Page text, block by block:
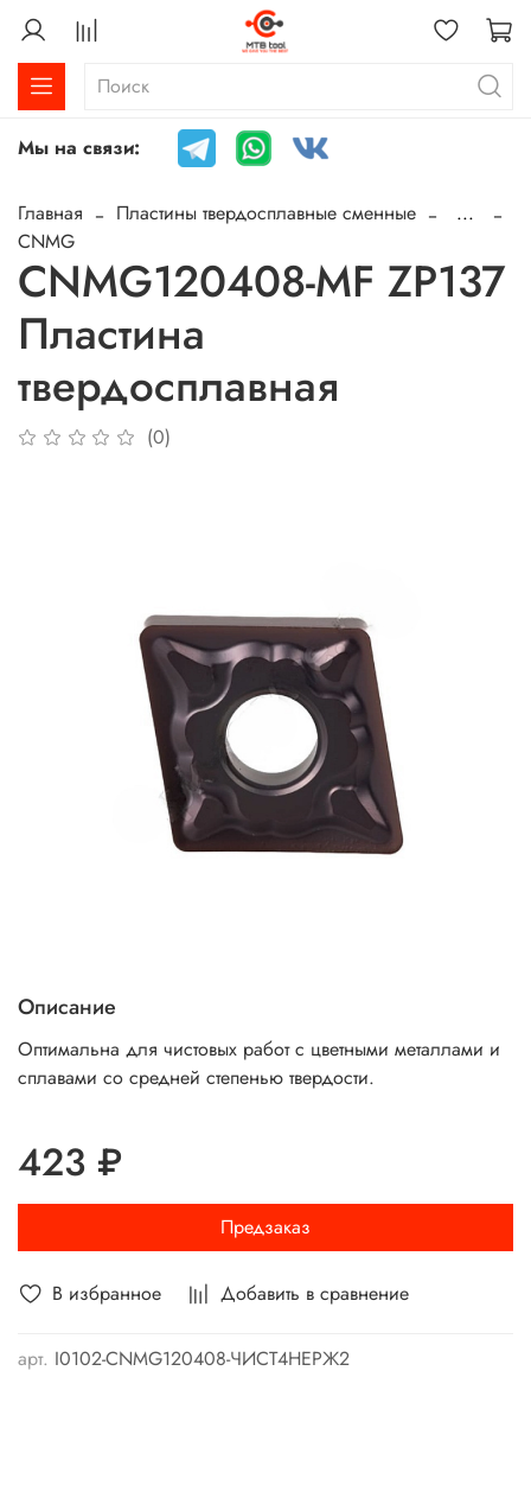
Мы на связи:
Главная Пластины твердосплавные сменные
...
CNMG
CNMG120408-MF ZP137
Пластина
твердосплавная
(0)
В избранное Добавить в сравнение
арт. I0102-CNMG120408-ЧИСТ4НЕРЖ2
Описание
Оптимальна для чистовых работ с цветными металлами и
сплавами со средней степенью твердости.
423 ₽
Предзаказ